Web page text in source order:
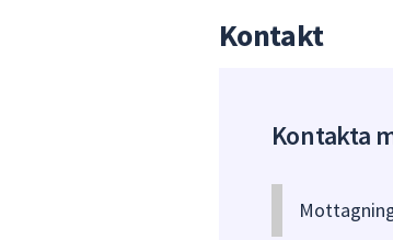
Kontakt
Kontakta